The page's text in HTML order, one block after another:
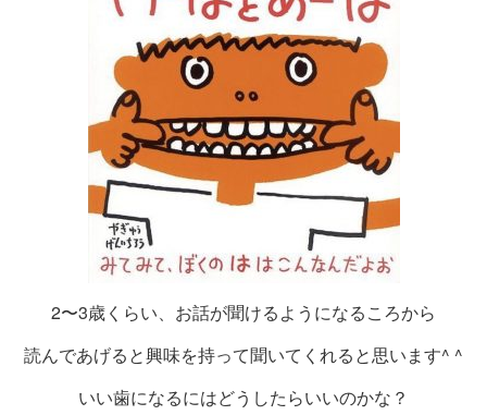
2〜3歳くらい、お話が聞けるようになるころから
読んであげると興味を持って聞いてくれると思います^ ^
いい歯になるにはどうしたらいいのかな？